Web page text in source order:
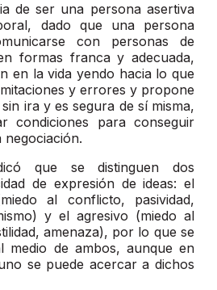
de ser una persona asertiva
dado que una persona
con personas de
formas franca y adecuada,
en la vida yendo hacia lo que
y errores y propone
ira y es segura de sí misma,
condiciones para conseguir
negociación.
que se distinguen dos
de expresión de ideas: el
al conflicto, pasividad,
y el agresivo (miedo al
amenaza), por lo que se
medio de ambos, aunque en
se puede acercar a dichos